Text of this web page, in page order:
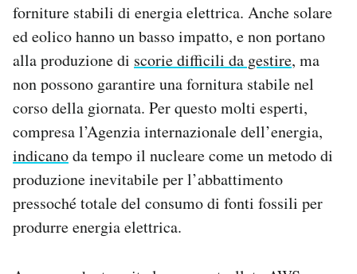
forniture stabili di energia elettrica. Anche solare
ed eolico hanno un basso impatto, e non portano
alla produzione di scorie difficili da gestire, ma
non possono garantire una fornitura stabile nel
corso della giornata. Per questo molti esperti,
compresa l’Agenzia internazionale dell’energia,
indicanoda tempo il nucleare come un metodo di
produzione inevitabile per l’abbattimento
pressoché totale del consumo di fonti fossili per
produrre energia elettrica.